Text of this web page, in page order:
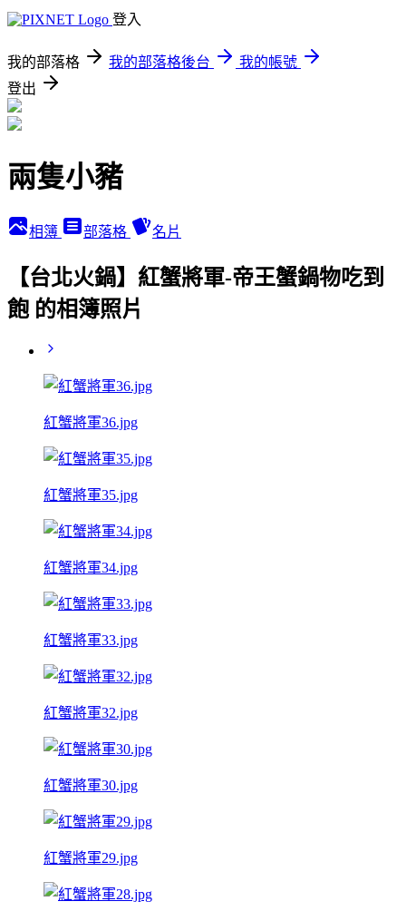
登入
我的部落格 我的部落格後台
我的帳號
登出
兩隻小豬
相簿 部落格 名片
【台北火鍋】紅蟹將軍-帝王蟹鍋物吃到
飽 的相簿照片
紅蟹將軍36.jpg
紅蟹將軍35.jpg
紅蟹將軍34.jpg
紅蟹將軍33.jpg
紅蟹將軍32.jpg
紅蟹將軍30.jpg
紅蟹將軍29.jpg